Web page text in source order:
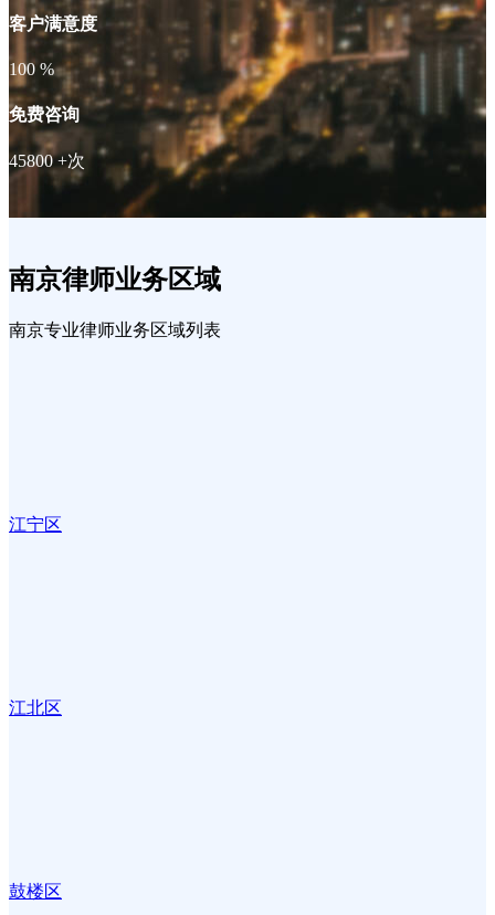
客户满意度
100 %
免费咨询
45800 +次
南京律师业务区域
南京专业律师业务区域列表
江宁区
江北区
鼓楼区